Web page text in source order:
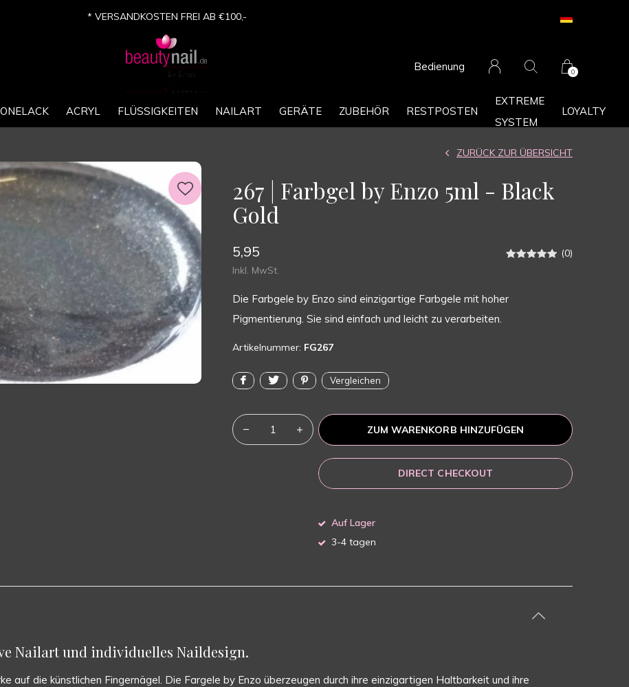
ONELACK ACRYL FLÜSSIGKEITEN NAILART GERÄTE ZUBEHÖR RESTPOSTEN
EXTREME
SYSTEM
LOYALTY
Bedienung 0
* VERSANDKOSTEN FREI AB €100,-
267 | Farbgel by Enzo 5ml - Black
Gold
ZURÜCK ZUR ÜBERSICHT
5,95
Inkl. MwSt.
(0)
Die Farbgele by Enzo sind einzigartige Farbgele mit hoher
Pigmentierung. Sie sind einfach und leicht zu verarbeiten.
Artikelnummer: FG267
Vergleichen
ZUM WARENKORB HINZUFÜGEN
DIRECT CHECKOUT
Auf Lager
3-4 tagen
Nailart und individuelles Naildesign.
auf die künstlichen Fingernägel. Die Fargele by Enzo überzeugen durch ihre einzigartigen Haltbarkeit und ihre